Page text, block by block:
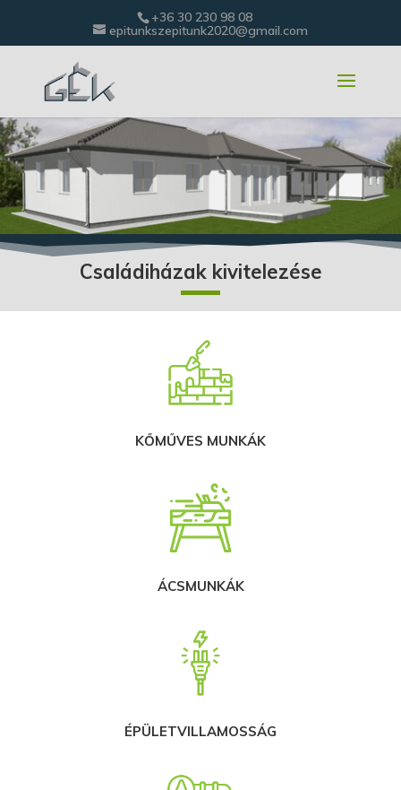
+36 30 230 98 08
epitunkszepitunk2020@gmail.com
Családiházak kivitelezése
KŐMŰVES MUNKÁK
ÁCSMUNKÁK
ÉPÜLETVILLAMOSSÁG